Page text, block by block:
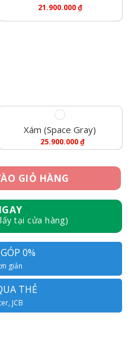
21.900.000₫
Xám (Space Gray)
25.900.000₫
+ 5G - 512GB (Likenew) số
GIỎ HÀNG
tại cửa hàng)
0%
giản
THẺ
JCB